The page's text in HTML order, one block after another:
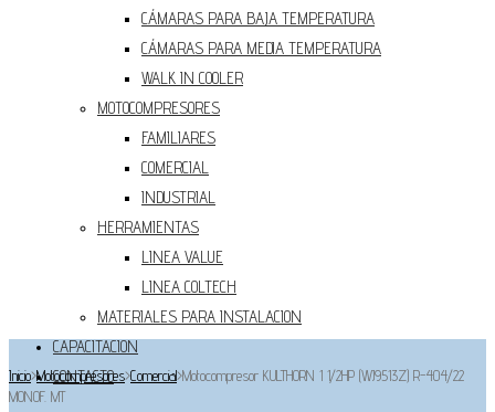
CÁMARAS PARA BAJA TEMPERATURA
CÁMARAS PARA MEDIA TEMPERATURA
WALK IN COOLER
MOTOCOMPRESORES
FAMILIARES
COMERCIAL
INDUSTRIAL
HERRAMIENTAS
LINEA VALUE
LINEA COLTECH
MATERIALES PARA INSTALACION
CAPACITACION
CONTACTO
Inicio>Motocompresores>Comercial>Motocompresor KULTHORN 1 1/2HP (WJ9513Z) R-404/22
MONOF. MT